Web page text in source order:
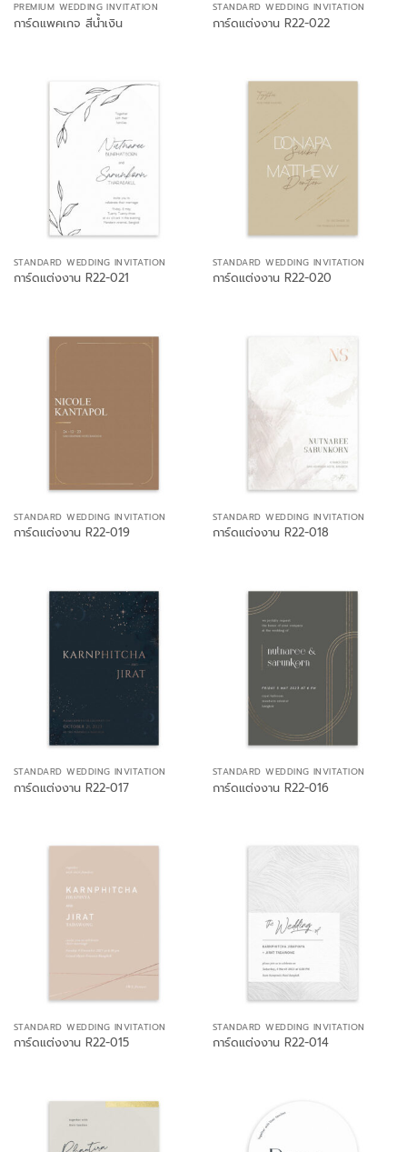
PREMIUM WEDDING INVITATION
การ์ดแพคเกจ สีน้ำเงิน
STANDARD WEDDING INVITATION
การ์ดแต่งงาน R22-022
STANDARD WEDDING INVITATION
การ์ดแต่งงาน R22-021
STANDARD WEDDING INVITATION
การ์ดแต่งงาน R22-020
STANDARD WEDDING INVITATION
การ์ดแต่งงาน R22-019
STANDARD WEDDING INVITATION
การ์ดแต่งงาน R22-018
STANDARD WEDDING INVITATION
การ์ดแต่งงาน R22-017
STANDARD WEDDING INVITATION
การ์ดแต่งงาน R22-016
STANDARD WEDDING INVITATION
การ์ดแต่งงาน R22-015
STANDARD WEDDING INVITATION
การ์ดแต่งงาน R22-014